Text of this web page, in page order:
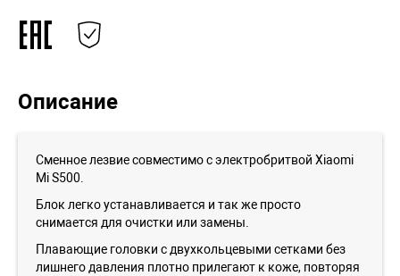
Описание
Сменное лезвие совместимо с электробритвой Xiaomi
Mi S500.
Блок легко устанавливается и так же просто
снимается для очистки или замены.
Плавающие головки с двухкольцевыми сетками без
лишнего давления плотно прилегают к коже, повторяя